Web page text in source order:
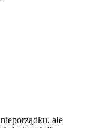
ale